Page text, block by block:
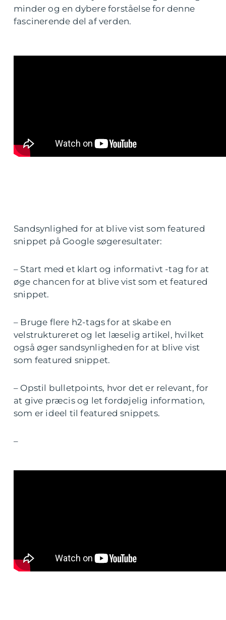
minder og en dybere forståelse for denne
fascinerende del af verden.
Sandsynlighed for at blive vist som featured
snippet på Google søgeresultater:
– Start med et klart og informativt -tag for at
øge chancen for at blive vist som et featured
snippet.
– Bruge flere h2-tags for at skabe en
velstruktureret og let læselig artikel, hvilket
også øger sandsynligheden for at blive vist
som featured snippet.
– Opstil bulletpoints, hvor det er relevant, for
at give præcis og let fordøjelig information,
som er ideel til featured snippets.
–